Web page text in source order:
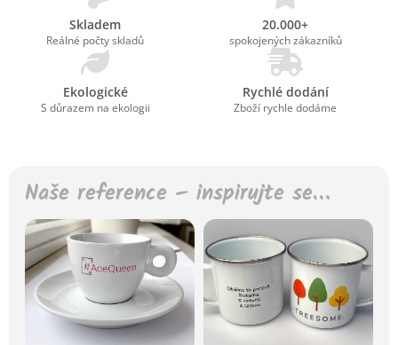
Skladem
Reálné počty skladů
20.000+
spokojených zákazníků
Ekologické
S důrazem na ekologii
Rychlé dodání
Zboží rychle dodáme
Naše reference – inspirujte se…